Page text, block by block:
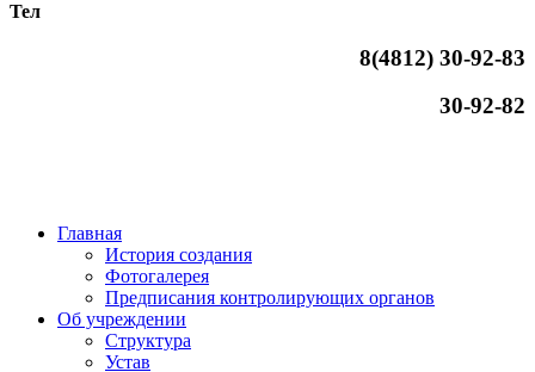
Тел
8(4812) 30-92-83
30-92-82
Главная
История создания
Фотогалерея
Предписания контролирующих органов
Об учреждении
Структура
Устав